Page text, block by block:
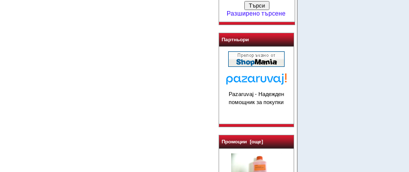
Разширено търсене
Партньори
Pazaruvaj - Надежден
помощник за покупки
Промоции [още]